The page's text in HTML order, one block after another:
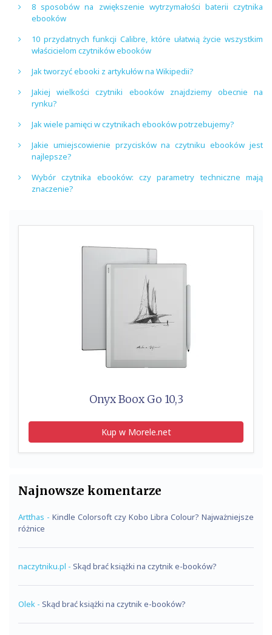
8 sposobów na zwiększenie wytrzymałości baterii czytnika
ebooków
10 przydatnych funkcji Calibre, które ułatwią życie wszystkim
właścicielom czytników ebooków
Jak tworzyć ebooki z artykułów na Wikipedii?
Jakiej wielkości czytniki ebooków znajdziemy obecnie na
rynku?
Jak wiele pamięci w czytnikach ebooków potrzebujemy?
Jakie umiejscowienie przycisków na czytniku ebooków jest
najlepsze?
Wybór czytnika ebooków: czy parametry techniczne mają
znaczenie?
Onyx Boox Go 10,3
Kup w Morele.net
Najnowsze komentarze
Artthas - Kindle Colorsoft czy Kobo Libra Colour? Najważniejsze
różnice
naczytniku.pl - Skąd brać książki na czytnik e-booków?
Olek - Skąd brać książki na czytnik e-booków?